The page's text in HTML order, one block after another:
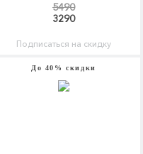
5490
3290
Подписаться на скидку
До 40% скидки